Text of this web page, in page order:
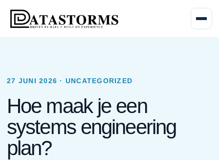
Menu
27 JUNI 2026 · UNCATEGORIZED
Hoe maak je een
systems engineering
plan?